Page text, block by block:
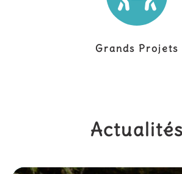
Grands Projets
Actualités